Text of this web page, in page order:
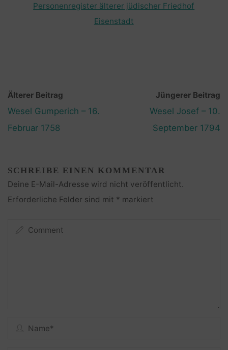
Personenregister älterer jüdischer Friedhof
Eisenstadt
Älterer Beitrag
Wesel Gumperich – 16.
Februar 1758
Jüngerer Beitrag
Wesel Josef – 10.
September 1794
SCHREIBE EINEN KOMMENTAR
Deine E-Mail-Adresse wird nicht veröffentlicht.
Erforderliche Felder sind mit * markiert